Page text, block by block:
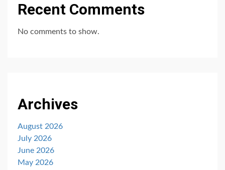
Recent Comments
No comments to show.
Archives
August 2026
July 2026
June 2026
May 2026